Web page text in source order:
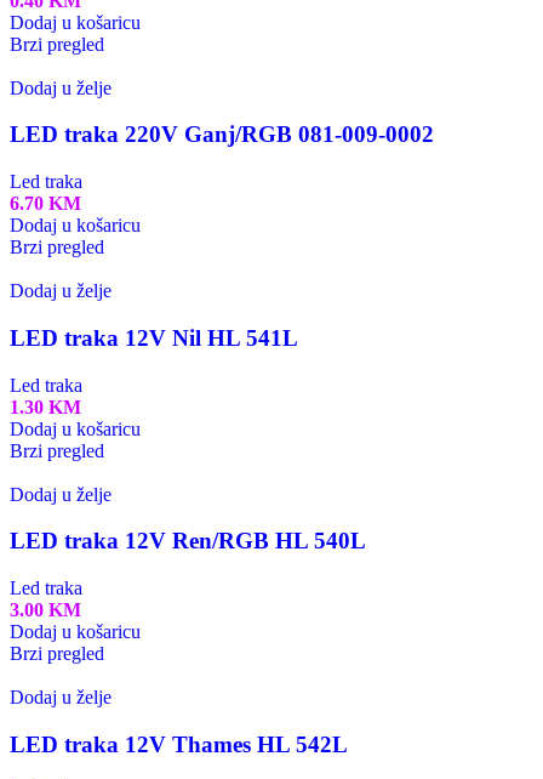
Dodaj u košaricu
Brzi pregled
Dodaj u želje
LED traka 220V Ganj/RGB 081-009-0002
Led traka
6.70 KM
Dodaj u košaricu
Brzi pregled
Dodaj u želje
LED traka 12V Nil HL 541L
Led traka
1.30 KM
Dodaj u košaricu
Brzi pregled
Dodaj u želje
LED traka 12V Ren/RGB HL 540L
Led traka
3.00 KM
Dodaj u košaricu
Brzi pregled
Dodaj u želje
LED traka 12V Thames HL 542L